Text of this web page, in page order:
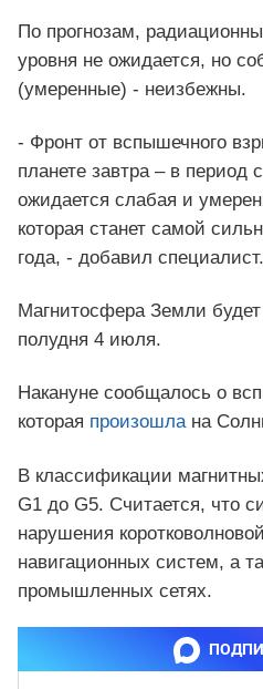
По прогнозам,
уровня не ожидается, но
(умеренные) - неизбежны.
- Фронт от вспышечного
планете завтра – в период
ожидается слабая и
которая станет самой
года, - добавил специалист.
Магнитосфера Земли
полудня 4 июля.
Накануне сообщалось о
которая произошлана
В классификации
G1 до G5. Считается, что
нарушения
навигационных систем, а
промышленных сетях.